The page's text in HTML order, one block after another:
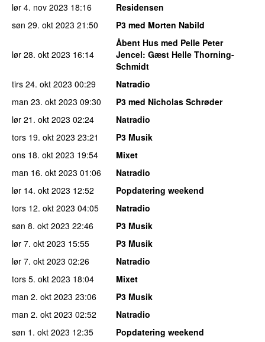
lør 4. nov 2023 18:16
Residensen
søn 29. okt 2023 21:50 P3 med Morten Nabild
lør 28. okt 2023 16:14
Åbent Hus med Pelle Peter
Jencel: Gæst Helle Thorning-
Schmidt
tirs 24. okt 2023 00:29
Natradio
man 23. okt 2023 09:30
P3 med Nicholas Schrøder
lør 21. okt 2023 02:24
Natradio
tors 19. okt 2023 23:21
P3 Musik
ons 18. okt 2023 19:54
Mixet
man 16. okt 2023 01:06
Natradio
lør 14. okt 2023 12:52
Popdatering weekend
tors 12. okt 2023 04:05
Natradio
søn 8. okt 2023 22:46
P3 Musik
lør 7. okt 2023 15:55
P3 Musik
lør 7. okt 2023 02:26
Natradio
tors 5. okt 2023 18:04
Mixet
man 2. okt 2023 23:06
P3 Musik
man 2. okt 2023 02:52
Natradio
søn 1. okt 2023 12:35
Popdatering weekend